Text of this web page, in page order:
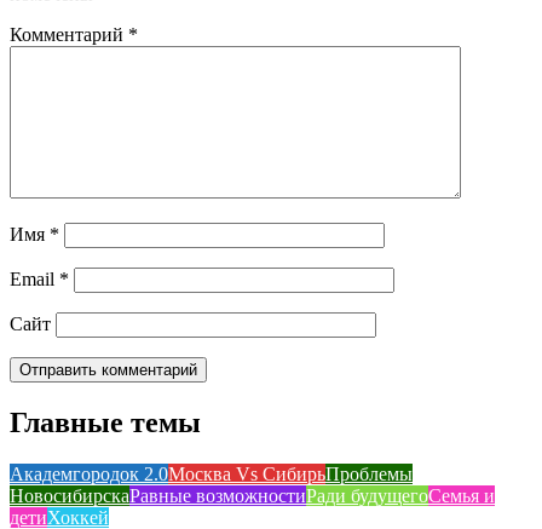
Комментарий *
Имя *
Email *
Сайт
Главные темы
Академгородок 2.0Москва Vs СибирьПроблемы
НовосибирскаРавные возможностиРади будущегоСемья и
детиХоккей